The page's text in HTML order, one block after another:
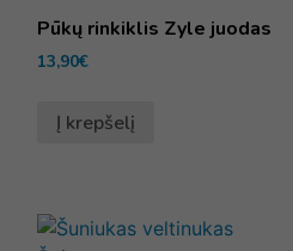
Pūkų rinkiklis Zyle juodas
13,90€
Į krepšelį